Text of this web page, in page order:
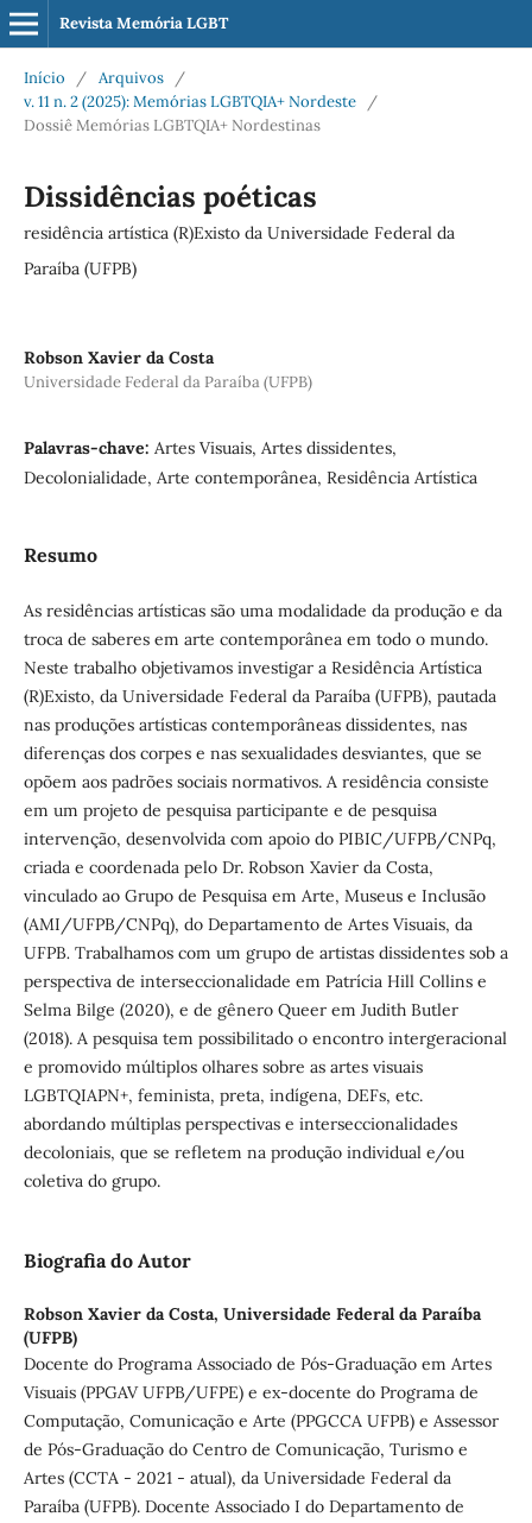
Revista Memória LGBT
Início / Arquivos
/
v. 11 n. 2 (2025): Memórias LGBTQIA+ Nordeste
/
Dossiê Memórias LGBTQIA+ Nordestinas
Dissidências poéticas
residência artística (R)Existo da Universidade Federal da
Paraíba (UFPB)
Robson Xavier da Costa
Universidade Federal da Paraíba (UFPB)
Palavras-chave: Artes Visuais, Artes dissidentes,
Decolonialidade, Arte contemporânea, Residência Artística
Resumo
As residências artísticas são uma modalidade da produção e da
troca de saberes em arte contemporânea em todo o mundo.
Neste trabalho objetivamos investigar a Residência Artística
(R)Existo, da Universidade Federal da Paraíba (UFPB), pautada
nas produções artísticas contemporâneas dissidentes, nas
diferenças dos corpes e nas sexualidades desviantes, que se
opõem aos padrões sociais normativos. A residência consiste
em um projeto de pesquisa participante e de pesquisa
intervenção, desenvolvida com apoio do PIBIC/UFPB/CNPq,
criada e coordenada pelo Dr. Robson Xavier da Costa,
vinculado ao Grupo de Pesquisa em Arte, Museus e Inclusão
(AMI/UFPB/CNPq), do Departamento de Artes Visuais, da
UFPB. Trabalhamos com um grupo de artistas dissidentes sob a
perspectiva de interseccionalidade em Patrícia Hill Collins e
Selma Bilge (2020), e de gênero Queer em Judith Butler
(2018). A pesquisa tem possibilitado o encontro intergeracional
e promovido múltiplos olhares sobre as artes visuais
LGBTQIAPN+, feminista, preta, indígena, DEFs, etc.
abordando múltiplas perspectivas e interseccionalidades
decoloniais, que se refletem na produção individual e/ou
coletiva do grupo.
Biografia do Autor
Robson Xavier da Costa, Universidade Federal da Paraíba
(UFPB)
Docente do Programa Associado de Pós-Graduação em Artes
Visuais (PPGAV UFPB/UFPE) e ex-docente do Programa de
Computação, Comunicação e Arte (PPGCCA UFPB) e Assessor
de Pós-Graduação do Centro de Comunicação, Turismo e
Artes (CCTA - 2021 - atual), da Universidade Federal da
Paraíba (UFPB). Docente Associado I do Departamento de